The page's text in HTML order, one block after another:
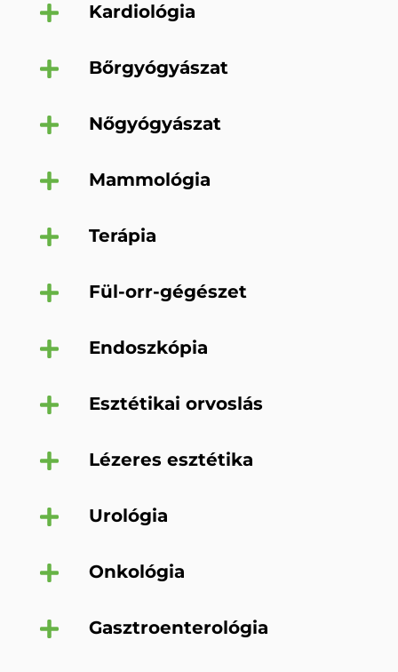
Kardiológia
Bőrgyógyászat
Nőgyógyászat
Mammológia
Terápia
Fül-orr-gégészet
Endoszkópia
Esztétikai orvoslás
Lézeres esztétika
Urológia
Onkológia
Gasztroenterológia